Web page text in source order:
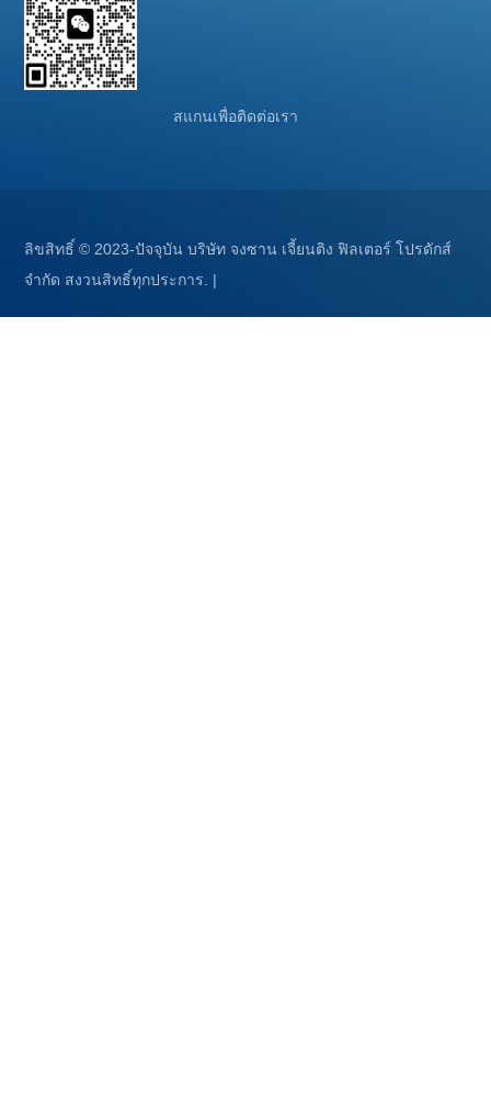
สแกนเพื่อติดต่อเรา
ลิขสิทธิ์ © 2023-ปัจจุบัน บริษัท จงซาน เจี้ยนติง ฟิลเตอร์ โปรดักส์
จำกัด สงวนสิทธิ์ทุกประการ.
|